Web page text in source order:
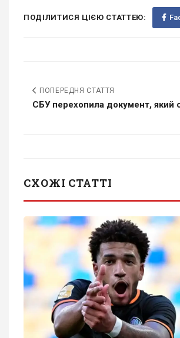
ПОДІЛИТИСЯ ЦІЄЮ СТАТТЕЮ:
ПОПЕРЕДНЯ СТАТТЯ
СБУ перехопила документ, який
СХОЖІ СТАТТІ